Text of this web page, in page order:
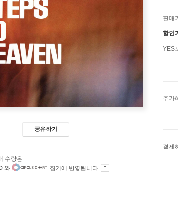
공유하기
수량은
와
집계에 반영됩니다.
판매
할인
YES
추가
결제